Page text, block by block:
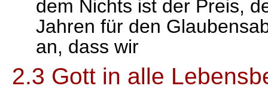
dem Nichts ist der Preis,
Jahren für den
an, dass wir
2.3 Gott in alle